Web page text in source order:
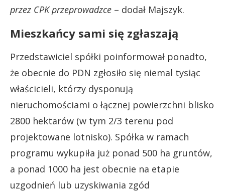
przez CPK przeprowadzce – dodał Majszyk.
Mieszkańcy sami się zgłaszają
Przedstawiciel spółki poinformował ponadto,
że obecnie do PDN zgłosiło się niemal tysiąc
właścicieli, którzy dysponują
nieruchomościami o łącznej powierzchni blisko
2800 hektarów (w tym 2/3 terenu pod
projektowane lotnisko). Spółka w ramach
programu wykupiła już ponad 500 ha gruntów,
a ponad 1000 ha jest obecnie na etapie
uzgodnień lub uzyskiwania zgód